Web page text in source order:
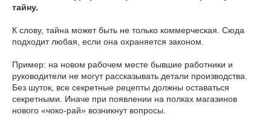
тайну.
К слову, тайна может быть не только коммерческая. Сюда
подходит любая, если она охраняется законом.
Пример: на новом рабочем месте бывшие работники и
руководители не могут рассказывать детали производства.
Без шуток, все секретные рецепты должны оставаться
секретными. Иначе при появлении на полках магазинов
нового «чоко-рай» возникнут вопросы.